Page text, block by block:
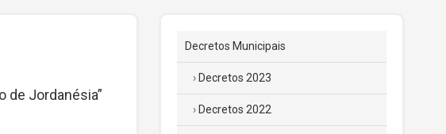
de Jordanésia”
Decretos Municipais
Decretos 2023
Decretos 2022